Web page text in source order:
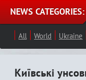
NEWS CATEGORIES:
All World Ukraine
Київські